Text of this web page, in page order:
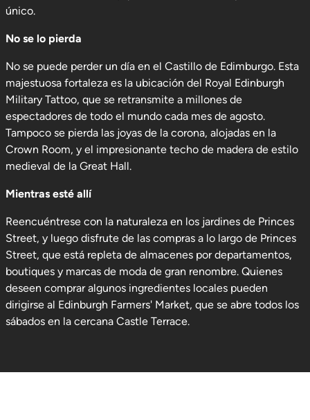
único.
No se lo pierda
No se puede perder un día en el Castillo de Edimburgo. Esta
majestuosa fortaleza es la ubicación del Royal Edinburgh
Military Tattoo, que se retransmite a millones de
espectadores de todo el mundo cada mes de agosto.
Tampoco se pierda las joyas de la corona, alojadas en la
Crown Room, y el impresionante techo de madera de estilo
medieval de la Great Hall.
Mientras esté allí
Reencuéntrese con la naturaleza en los jardines de Princes
Street, y luego disfrute de las compras a lo largo de Princes
Street, que está repleta de almacenes por departamentos,
boutiques y marcas de moda de gran renombre. Quienes
deseen comprar algunos ingredientes locales pueden
dirigirse al Edinburgh Farmers' Market, que se abre todos los
sábados en la cercana Castle Terrace.